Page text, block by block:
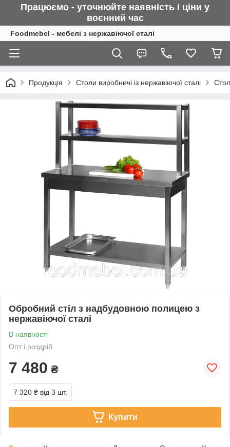
Працюємо - уточнюйте наявність і ціни у
воєнний час
Foodmebel - мебелі з нержавіючої сталі
Продукція Столи виробничі із нержавіючої сталі
Обробний стіл з надбудовною полицею з
нержавіючої сталі
В наявності
Опт і роздріб
7 480 ₴
7 320 ₴ від 3 шт.
Купити